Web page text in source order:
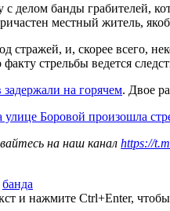
с делом банды грабителей,
местный житель,
стражей, и, скорее всего,
стрельбы ведется
на горячем. Двое
улице Боровой произошла
на наш канал https://
банда
и нажмите Ctrl+Enter,